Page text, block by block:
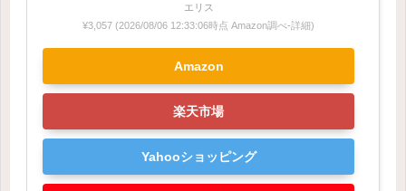
エリス
¥3,057 (2026/08/06 12:33:06時点 Amazon調べ-詳細)
Amazon
楽天市場
Yahooショッピング